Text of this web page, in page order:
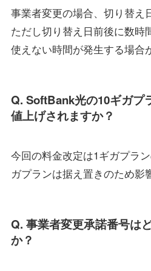
事業者変更の場合、切り替え
ただし切り替え日前後に数時
使えない時間が発生する場合
Q. SoftBank光の10ギガプ
値上げされますか？
今回の料金改定は1ギガプラ
ガプランは据え置きのため影
Q. 事業者変更承諾番号は
か？